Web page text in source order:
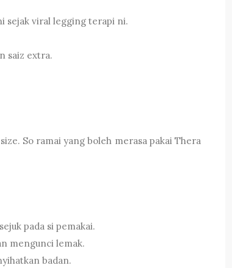
sejak viral legging terapi ni.
saiz extra.
So ramai yang boleh merasa pakai Thera
pada si pemakai.
mengunci lemak.
badan.